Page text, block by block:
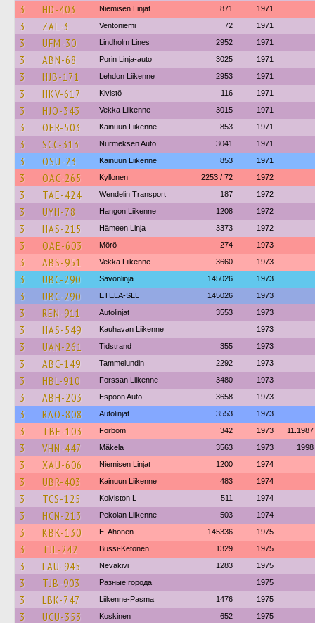
3 HD-403 Niemisen Linjat 871 1971
3 ZAL-3 Ventoniemi 72 1971
3 UFM-30 Lindholm Lines 2952 1971
3 ABN-68 Porin Linja-auto 3025 1971
3 HJB-171 Lehdon Liikenne 2953 1971
3 HKV-617 Kivistö 116 1971
3 HJO-343 Vekka Liikenne 3015 1971
3 OER-503 Kainuun Liikenne 853 1971
3 SCC-313 Nurmeksen Auto 3041 1971
3 OSU-23 Kainuun Liikenne 853 1971
3 OAC-265 Kyllonen 2253 / 72 1972
3 TAE-424 Wendelin Transport 187 1972
3 UYH-78 Hangon Liikenne 1208 1972
3 HAS-215 Hämeen Linja 3373 1972
3 OAE-603 Mörö 274 1973
3 ABS-951 Vekka Liikenne 3660 1973
3 UBC-290 Savonlinja 145026 1973
3 UBC-290 ETELA-SLL 145026 1973
3 REN-911 Autolinjat 3553 1973
3 HAS-549 Kauhavan Liikenne 1973
3 UAN-261 Tidstrand 355 1973
3 ABC-149 Tammelundin 2292 1973
3 HBL-910 Forssan Liikenne 3480 1973
3 ABH-203 Espoon Auto 3658 1973
3 RAO-808 Autolinjat 3553 1973
3 TBE-103 Förbom 342 1973 11.1987
3 VHN-447 Mäkela 3563 1973 1998
3 XAU-606 Niemisen Linjat 1200 1974
3 UBR-403 Kainuun Liikenne 483 1974
3 TCS-125 Koiviston L 511 1974
3 HCN-213 Pekolan Liikenne 503 1974
3 KBK-130 E. Ahonen 145336 1975
3 TJL-242 Bussi-Ketonen 1329 1975
3 LAU-945 Nevakivi 1283 1975
3 TJB-903 Разные города 1975
3 LBK-747 Liikenne-Pasma 1476 1975
3 UCU-353 Koskinen 652 1975